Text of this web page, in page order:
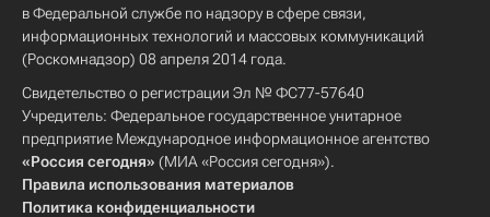
в Федеральной службе по надзору в сфере связи,
информационных технологий и массовых коммуникаций
(Роскомнадзор) 08 апреля 2014 года.
Свидетельство о регистрации Эл № ФС77-57640
Учредитель: Федеральное государственное унитарное
предприятие Международное информационное агентство
«Россия сегодня» (МИА «Россия сегодня»).
Правила использования материалов
Политика конфиденциальности